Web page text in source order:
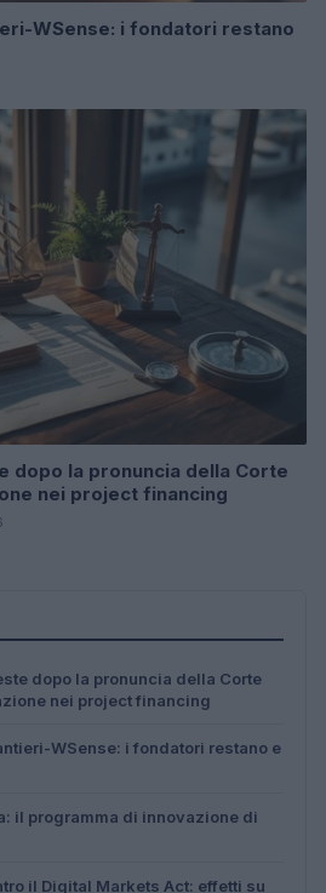
WSense: i fondatori restano
dopo la pronuncia della Corte
nei project financing
dopo la pronuncia della Corte
nei project financing
WSense: i fondatori restano e
il programma di innovazione di
il Digital Markets Act: effetti su